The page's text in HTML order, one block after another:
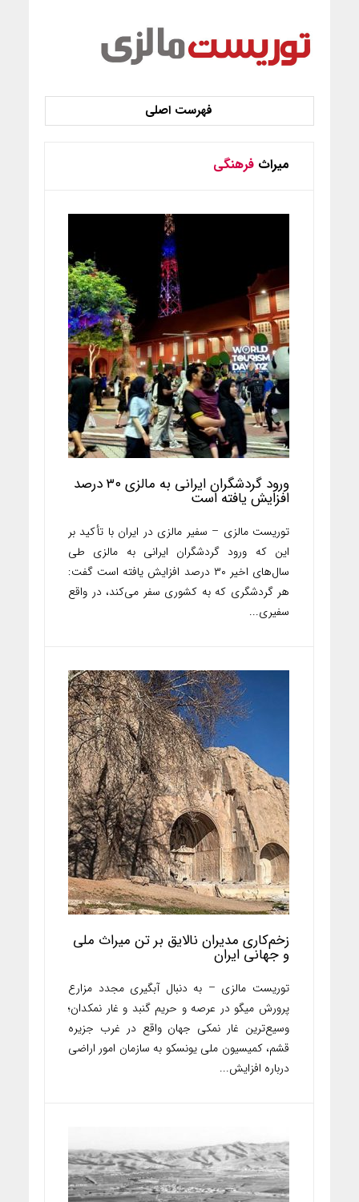
میراث فرهنگی
ورود گردشگران ایرانی به مالزی ۳۰ درصد
افزایش یافته است
توریست مالزی – سفیر مالزی در ایران با تأکید بر
این که ورود گردشگران ایرانی به مالزی طی
سال‌های اخیر ۳۰ درصد افزایش یافته است گفت:
هر گردشگری که به کشوری سفر می‌کند، در واقع
سفیری...
زخم‌کاری مدیران نالایق بر تن میراث ملی
و جهانی ایران
توریست مالزی – به دنبال آبگیری مجدد مزارع
پرورش میگو در عرصه و حریم گنبد و غار نمکدان؛
وسیع‌ترین غار نمکی جهان واقع در غرب جزیره
قشم، کمیسیون ملی یونسکو به سازمان امور اراضی
درباره افزایش...